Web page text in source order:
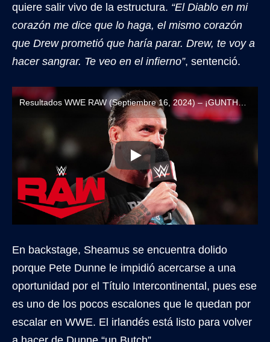
quiere salir vivo de la estructura. “El Diablo en mi
corazón me dice que lo haga, el mismo corazón
que Drew prometió que haría parar. Drew, te voy a
hacer sangrar. Te veo en el infierno”, sentenció.
Resultados WWE RAW (Septiembre 16, 2024) – ¡GUNTHER VUELVE A RECHAZAR A SAMI ZAYN!
En backstage, Sheamus se encuentra dolido
porque Pete Dunne le impidió acercarse a una
oportunidad por el Título Intercontinental, pues ese
es uno de los pocos escalones que le quedan por
escalar en WWE. El irlandés está listo para volver